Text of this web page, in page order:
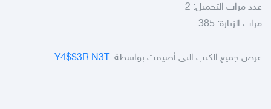
عدد مرات التحميل: 2
مرات الزيارة: 385
عرض جميع الكتب التي أضيفت بواسطة: Y4$$3R N3T